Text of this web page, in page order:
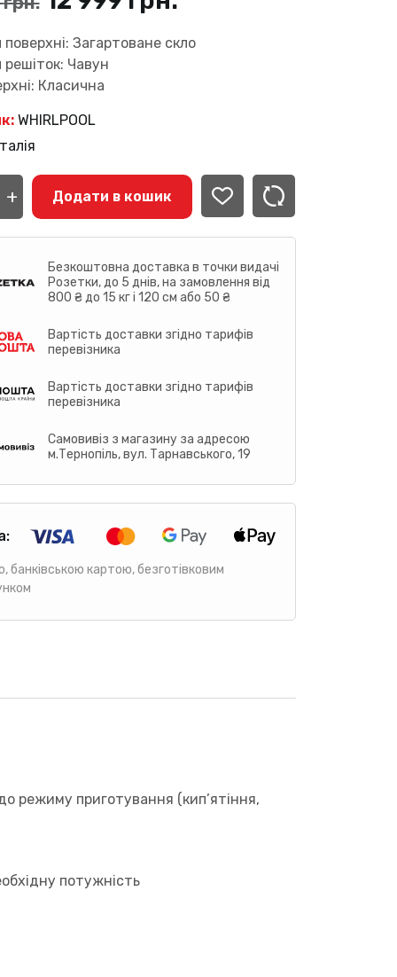
ціна:
15
559 грн..
ціна:
поверхні: Загартоване скло
решіток: Чавун
Класична
WHIRLPOOL
+ Додати в кошик
Безкоштовна доставка в точки видачі
Розетки, до 5 днів, на замовлення від
800 ₴ до 15 кг і 120 см або 50 ₴
Вартість доставки згідно тарифів
перевізника
Вартість доставки згідно тарифів
перевізника
Самовивіз з магазину за адресою
м.Тернопіль, вул. Тарнавського, 19
банківською картою, безготівковим
режиму приготування (кип’ятіння,
потужність